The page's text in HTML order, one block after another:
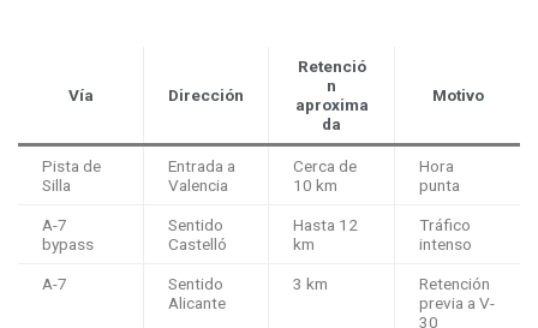
Vía Dirección
Retenció
n
aproxima
da
Motivo
Pista de
Silla
Entrada a
Valencia
Cerca de
10 km
Hora
punta
A-7
bypass
Sentido
Castelló
Hasta 12
km
Tráfico
intenso
A-7
Sentido
Alicante
3 km
Retención
previa a V-
30